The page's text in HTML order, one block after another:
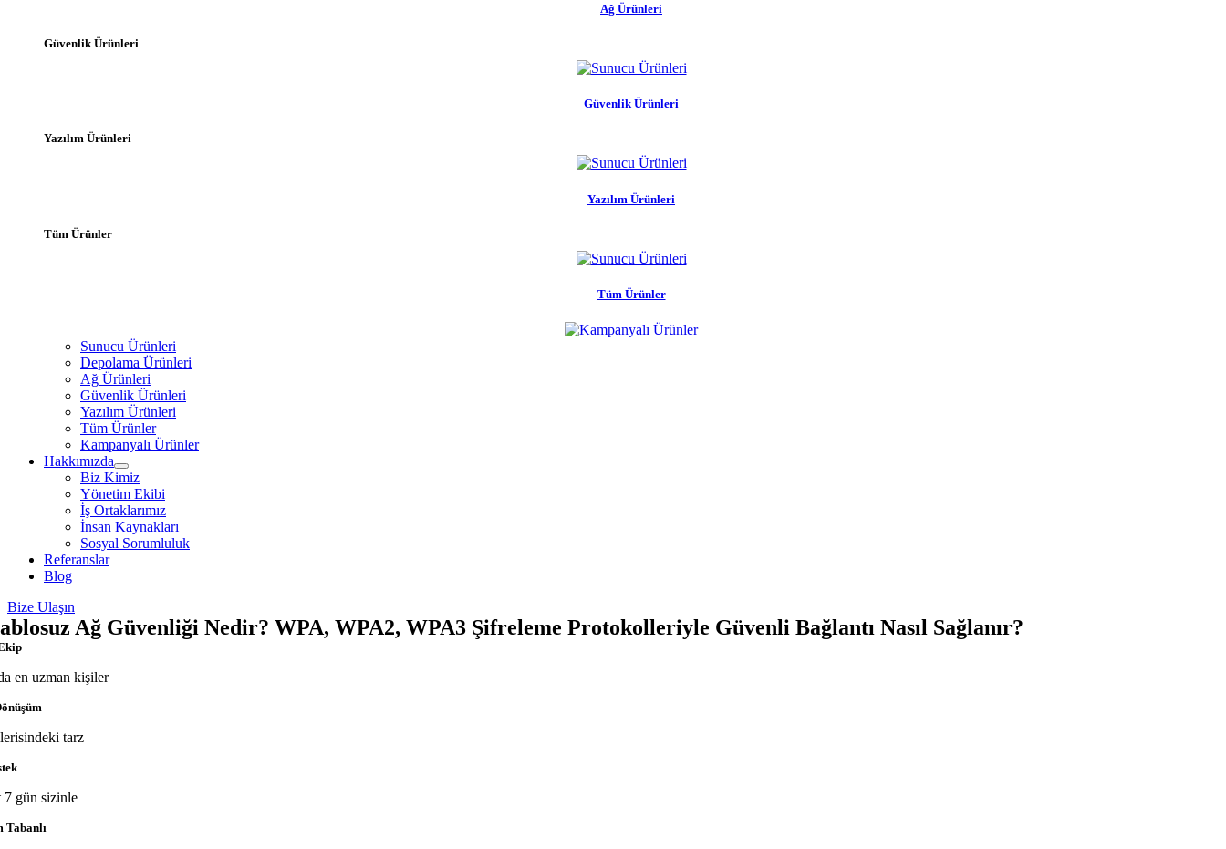
Ağ Ürünleri
Güvenlik Ürünleri
Güvenlik Ürünleri
Yazılım Ürünleri
Yazılım Ürünleri
Tüm Ürünler
Tüm Ürünler
Sunucu Ürünleri
Depolama Ürünleri
Ağ Ürünleri
Güvenlik Ürünleri
Yazılım Ürünleri
Tüm Ürünler
Kampanyalı Ürünler
Hakkımızda
Biz Kimiz
Yönetim Ekibi
İş Ortaklarımız
İnsan Kaynakları
Sosyal Sorumluluk
Referanslar
Blog
Bize Ulaşın
Ağ Güvenliği Nedir? WPA, WPA2, WPA3 Şifreleme Protokolleriyle Güvenli Bağlantı Nasıl Sağlanır?
en uzman kişiler
tarz
7 gün sizinle
Tabanlı